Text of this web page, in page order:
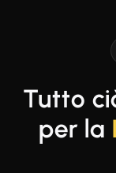
Tutto
per la